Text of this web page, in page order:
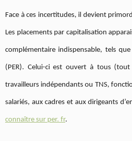
Face à ces incertitudes, il devient
Les placements par capitalisation
complémentaire indispensable, tels
(PER). Celui-ci est ouvert à tous
travailleurs indépendants ou TNS,
salariés, aux cadres et aux dirigeants
connaître sur per. fr.